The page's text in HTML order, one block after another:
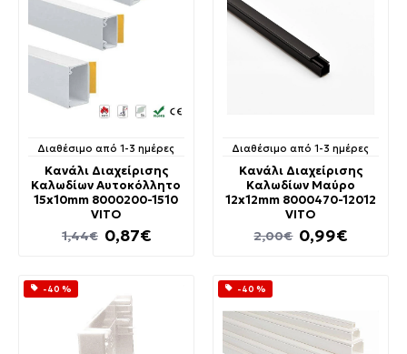
Διαθέσιμο από 1-3 ημέρες
Κανάλι Διαχείρισης
Καλωδίων Αυτοκόλλητο
15x10mm 8000200-1510
VITO
0,87€
1,44€
Διαθέσιμο από 1-3 ημέρες
Κανάλι Διαχείρισης
Καλωδίων Μαύρο
12x12mm 8000470-12012
VITO
0,99€
2,00€
-40 % -40 %